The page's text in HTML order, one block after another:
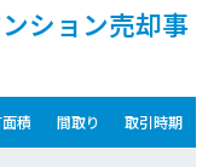
ション売却事
積 間取り 取引時期